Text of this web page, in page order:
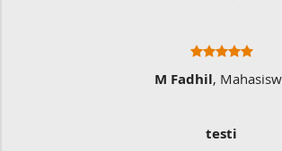
M Fadhil,
testi